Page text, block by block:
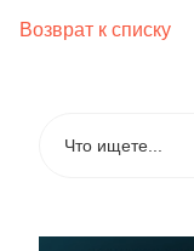
Возврат к списку